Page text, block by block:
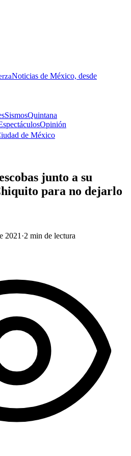
Noticias de México, desde
SismosQuintana
Opinión
de México
junto a su
para no dejarlo
2021 ·2 min de lectura